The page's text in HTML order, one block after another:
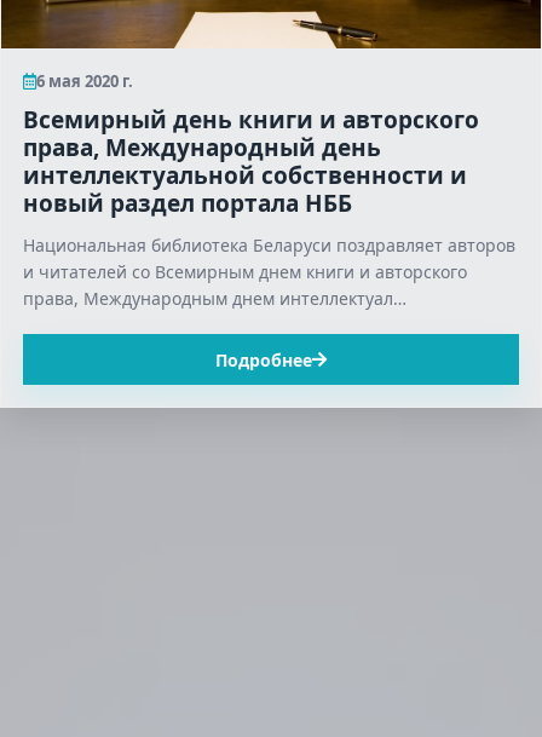
6 мая 2020 г.
Всемирный день книги и авторского
права, Международный день
интеллектуальной собственности и
новый раздел портала НББ
Национальная библиотека Беларуси поздравляет авторов
и читателей со Всемирным днем книги и авторского
права, Международным днем интеллектуал…
Подробнее